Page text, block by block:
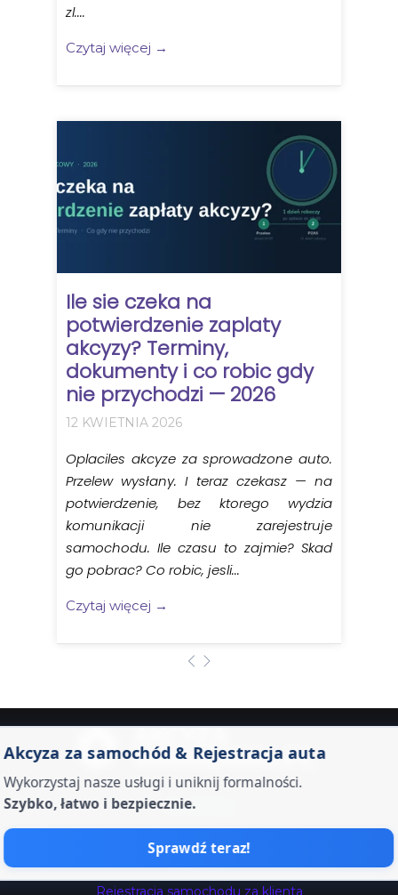
Akcyza za samochód & Rejestracja auta
Wykorzystaj nasze usługi i uniknij formalności.
Szybko, łatwo i bezpiecznie.
Sprawdź teraz!
AKCYZA
WARSZAWA.PL
Na skróty
Rejestracja samochodu za klienta
zl....
Czytaj więcej →
Ile sie czeka na
potwierdzenie zaplaty
akcyzy? Terminy,
dokumenty i co robic gdy
nie przychodzi — 2026
12 KWIETNIA 2026
Oplaciles akcyze za sprowadzone auto.
Przelew wysłany. I teraz czekasz — na
potwierdzenie, bez ktorego wydzia
komunikacji nie zarejestruje
samochodu. Ile czasu to zajmie? Skad
go pobrac? Co robic, jesli...
Czytaj więcej →